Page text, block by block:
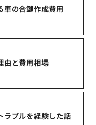
車の合鍵作成費用
由と費用相場
ラブルを経験した話